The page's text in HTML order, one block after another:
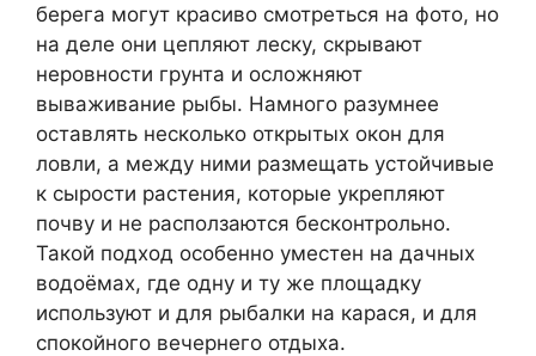
берега могут красиво смотреться на фото, но
на деле они цепляют леску, скрывают
неровности грунта и осложняют
вываживание рыбы. Намного разумнее
оставлять несколько открытых окон для
ловли, а между ними размещать устойчивые
к сырости растения, которые укрепляют
почву и не расползаются бесконтрольно.
Такой подход особенно уместен на дачных
водоёмах, где одну и ту же площадку
используют и для рыбалки на карася, и для
спокойного вечернего отдыха.